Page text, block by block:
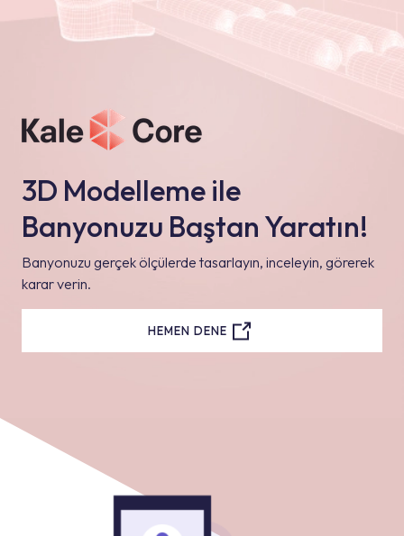
3D Modelleme ile
Banyonuzu Baştan Yaratın!
Banyonuzu gerçek ölçülerde tasarlayın, inceleyin, görerek
karar verin.
HEMEN DENE